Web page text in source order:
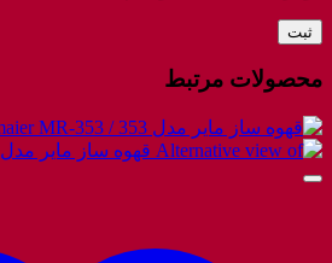
محصولات مرتبط